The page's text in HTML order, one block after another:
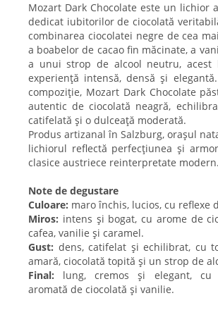
Mozart Dark Chocolate este un lichior
dedicat iubitorilor de ciocolată
combinarea ciocolatei negre de cea
a boabelor de cacao fin măcinate, a
a unui strop de alcool neutru, acest
experiență intensă, densă și
compoziție, Mozart Dark Chocolate
autentic de ciocolată neagră,
catifelată și o dulceață moderată.
Produs artizanal în Salzburg, orașul
lichiorul reflectă perfecțiunea și
clasice austriece reinterpretate modern.
Note de degustare
Culoare: maro închis, lucios, cu reflexe
Miros: intens și bogat, cu arome de
cafea, vanilie și caramel.
Gust: dens, catifelat și echilibrat, cu
amară, ciocolată topită și un strop de
Final: lung, cremos și elegant, cu
aromată de ciocolată și vanilie.